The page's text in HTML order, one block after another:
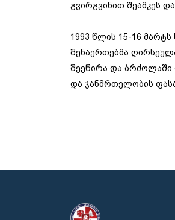
გვირგვინით შეამკეს
1993 წლის 15-16
შენაერთებმა
შეეწირა და
და ჯანმრთელობის